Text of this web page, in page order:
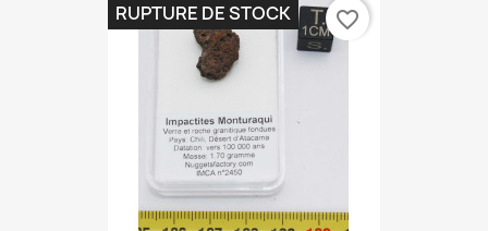
RUPTURE DE STOCK favorite_border